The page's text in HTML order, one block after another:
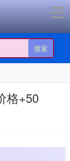
搜索
格+50